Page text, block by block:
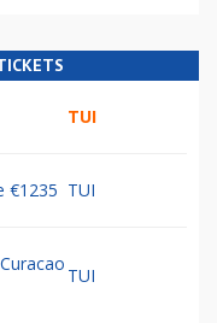
TUI
€1235 TUI
TUI